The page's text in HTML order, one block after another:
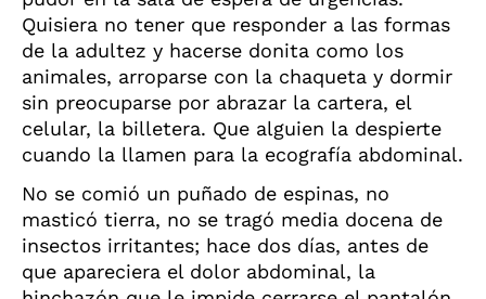
Quisiera no tener que responder a las formas
de la adultez y hacerse donita como los
animales, arroparse con la chaqueta y dormir
sin preocuparse por abrazar la cartera, el
celular, la billetera. Que alguien la despierte
cuando la llamen para la ecografía abdominal.
No se comió un puñado de espinas, no
masticó tierra, no se tragó media docena de
insectos irritantes; hace dos días, antes de
que apareciera el dolor abdominal, la